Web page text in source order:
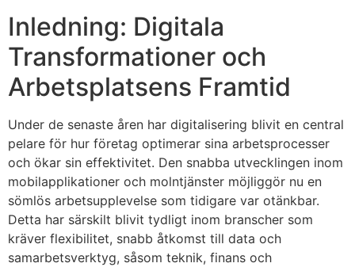
Inledning: Digitala
Transformationer och
Arbetsplatsens Framtid
Under de senaste åren har digitalisering blivit en central
pelare för hur företag optimerar sina arbetsprocesser
och ökar sin effektivitet. Den snabba utvecklingen inom
mobilapplikationer och molntjänster möjliggör nu en
sömlös arbetsupplevelse som tidigare var otänkbar.
Detta har särskilt blivit tydligt inom branscher som
kräver flexibilitet, snabb åtkomst till data och
samarbetsverktyg, såsom teknik, finans och